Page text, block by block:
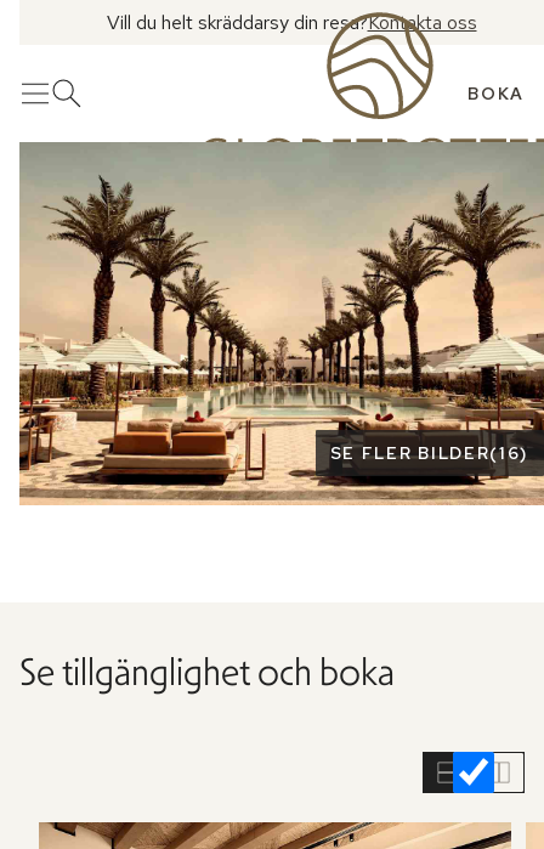
Vill du helt skräddarsy din resa?Kontakta oss
MenyÖppna sök BOKA
Se fler bilder
SE FLER BILDER(16)
Se tillgänglighet och boka